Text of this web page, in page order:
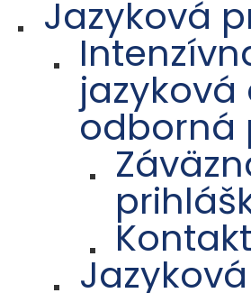
Jazyková
jazyková
odborná
Kontakt